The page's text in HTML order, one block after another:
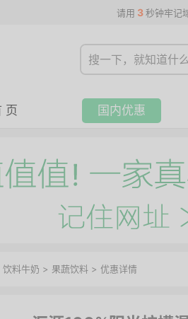
请用 3 秒钟牢记
页 国内优惠
饮料牛奶 > 果蔬饮料 > 优惠详情